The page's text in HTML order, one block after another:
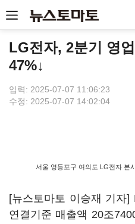
LG전자, 2분기 영
47%↓
입력: 2025-07-07 11:06:23
수정: 2025-07-07 14:02:04
서울 영등포구 여의도 LG전자 본
[뉴스토마토 이승재 기자]
연결기준 매출액 20조